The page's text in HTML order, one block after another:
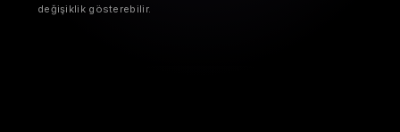
değişiklik gösterebilir.